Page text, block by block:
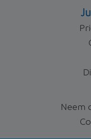
Neem